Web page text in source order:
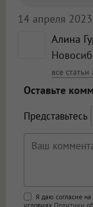
Алина
все статьи
14 апреля
Оставьте
Представьтесь
Поддержка
Я даю согласие
условиях Политики